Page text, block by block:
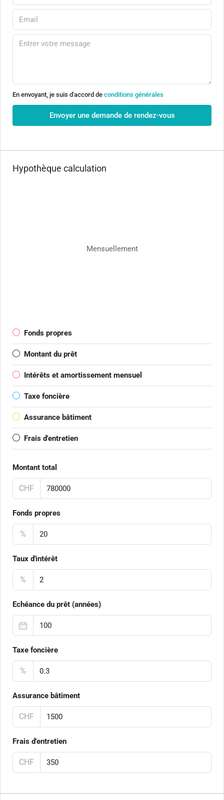
En envoyant, je suis d'accord de conditions générales
Envoyer une demande de rendez-vous
Hypothèque calculation
Mensuellement
Fonds propres
Montant du prêt
Intérêts et amortissement mensuel
Taxe foncière
Assurance bâtiment
Frais d'entretien
Montant total
CHF
Fonds propres
%
Taux d'intérêt
%
Echéance du prêt (années)
Taxe foncière
%
Assurance bâtiment
CHF
Frais d'entretien
CHF